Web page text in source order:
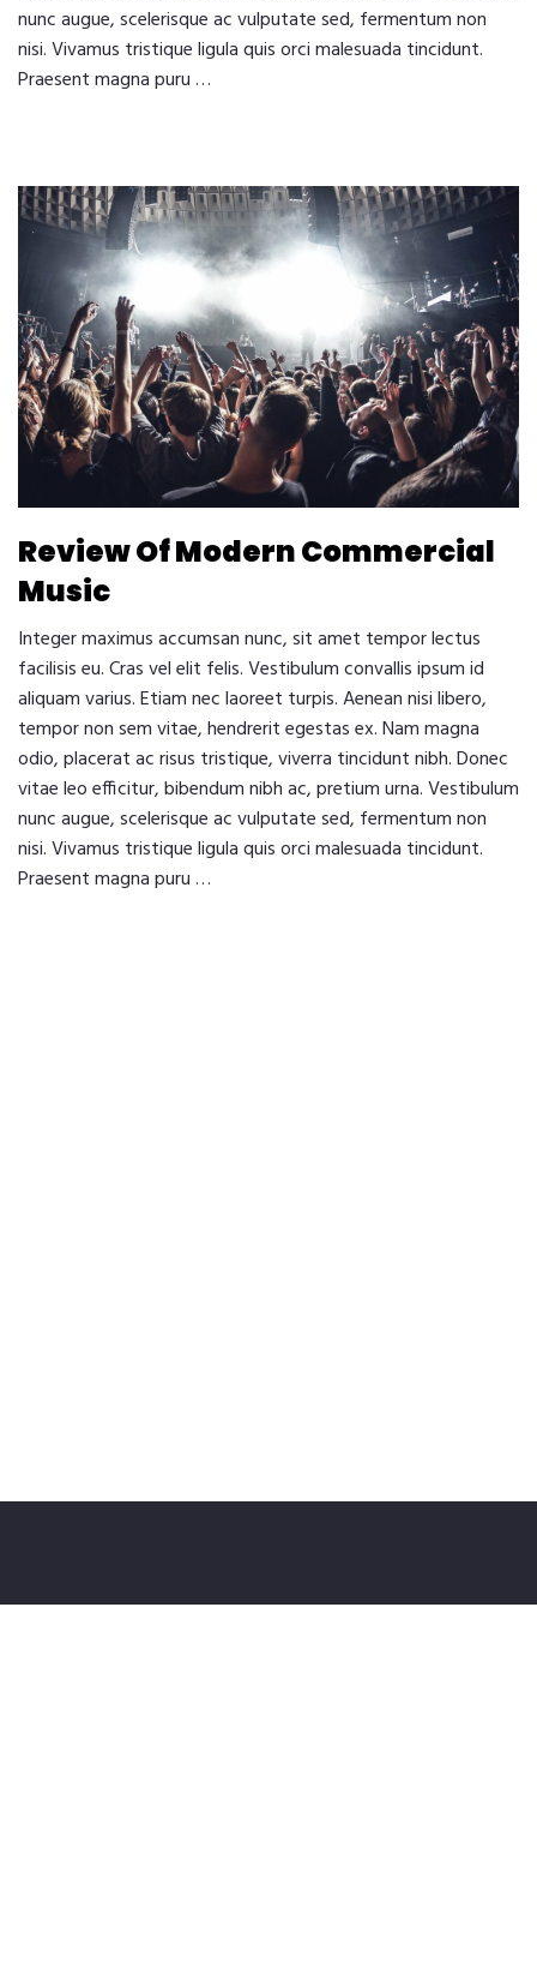
nunc augue, scelerisque ac vulputate sed, fermentum non
nisi. Vivamus tristique ligula quis orci malesuada tincidunt.
Praesent magna puru …
Review Of Modern Commercial
Music
Integer maximus accumsan nunc, sit amet tempor lectus
facilisis eu. Cras vel elit felis. Vestibulum convallis ipsum id
aliquam varius. Etiam nec laoreet turpis. Aenean nisi libero,
tempor non sem vitae, hendrerit egestas ex. Nam magna
odio, placerat ac risus tristique, viverra tincidunt nibh. Donec
vitae leo efficitur, bibendum nibh ac, pretium urna. Vestibulum
nunc augue, scelerisque ac vulputate sed, fermentum non
nisi. Vivamus tristique ligula quis orci malesuada tincidunt.
Praesent magna puru …